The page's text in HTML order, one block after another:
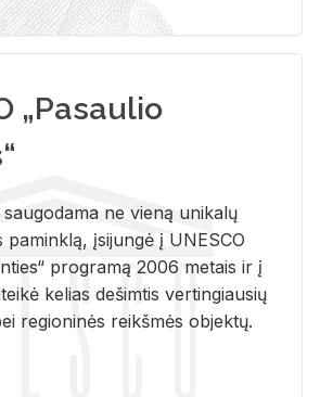
„Pasaulio
ne vieną unikalų
paminklą, įsijungė į UNESCO
programą 2006 metais ir į
kelias dešimtis vertingiausių
regioninės reikšmės objektų.